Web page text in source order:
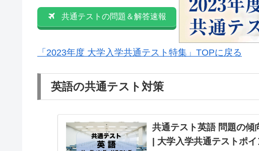
共通テストの問題＆解答速報
「2023年度 大学入学共通テスト特集」TOPに戻る
英語の共通テスト対策
共通テスト英語 問題の傾
| 大学入学共通テストポ